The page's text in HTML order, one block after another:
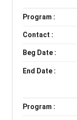
Program :
Contact :
Beg Date :
End Date :
Program :